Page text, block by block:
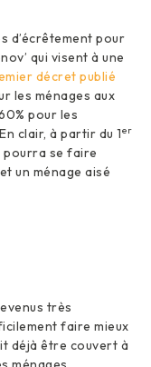
d’écrêtement pour
qui visent à une
décret publié
les ménages aux
pour les
clair, à partir du 1er
pourra se faire
un ménage aisé
très
faire mieux
déjà être couvert à